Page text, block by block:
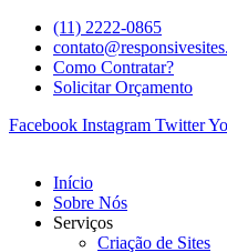
(11) 2222-0865
Como Contratar?
Solicitar Orçamento
Facebook Instagram Twitter
Início
Sobre Nós
Serviços
Criação de Sites